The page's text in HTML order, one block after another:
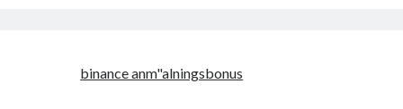
binance anm"alningsbonus